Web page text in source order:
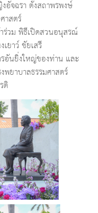
อัจฉรา ตั้งสถาพรพงษ์
สตร์
ร่วม พิธีเปิดสวนอนุสรณ์
ยาว์ ชัยเสรี
อันยิ่งใหญ่ของท่าน และ
พยาบาลธรรมศาสตร์
ติ